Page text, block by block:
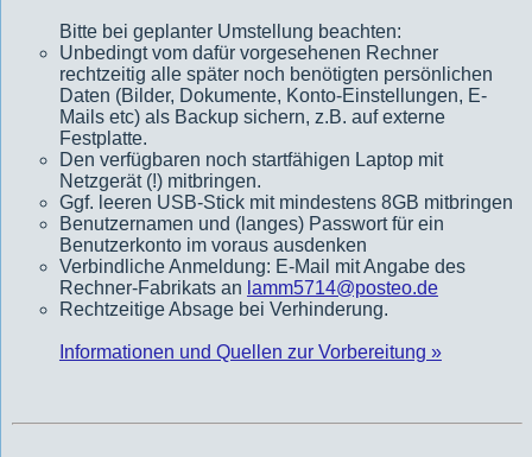
Bitte bei geplanter Umstellung beachten:
Unbedingt vom dafür vorgesehenen Rechner
rechtzeitig alle später noch benötigten persönlichen
Daten (Bilder, Dokumente, Konto-Einstellungen, E-
Mails etc) als Backup sichern, z.B. auf externe
Festplatte.
Den verfügbaren noch startfähigen Laptop mit
Netzgerät (!) mitbringen.
Ggf. leeren USB-Stick mit mindestens 8GB mitbringen
Benutzernamen und (langes) Passwort für ein
Benutzerkonto im voraus ausdenken
Verbindliche Anmeldung: E-Mail mit Angabe des
Rechner-Fabrikats an lamm5714@posteo.de
Rechtzeitige Absage bei Verhinderung.
Informationen und Quellen zur Vorbereitung »